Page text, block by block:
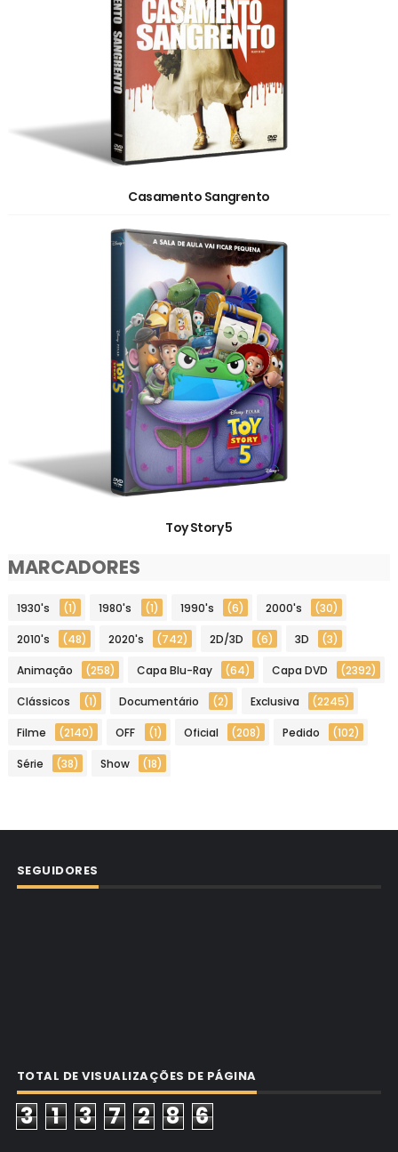
Casamento Sangrento
Toy Story 5
MARCADORES
1930's (1) 1980's (1) 1990's (6) 2000's (30)
2010's (48) 2020's (742) 2D/3D (6) 3D (3)
Animação (258) Capa Blu-Ray (64) Capa DVD (2392)
Clássicos (1) Documentário (2) Exclusiva (2245)
Filme (2140) OFF (1) Oficial (208) Pedido (102)
Série (38) Show (18)
SEGUIDORES
TOTAL DE VISUALIZAÇÕES DE PÁGINA
3 1 3 7 2 8 6